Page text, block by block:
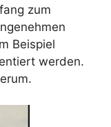
zum
Beispiel
werden.